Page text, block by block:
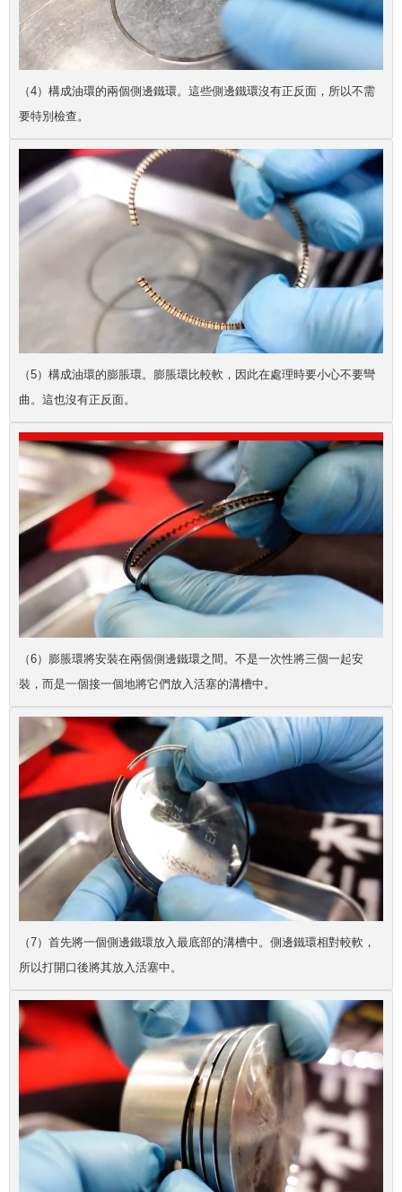
（4）構成油環的兩個側邊鐵環。這些側邊鐵環沒有正反面，所以不需
要特別檢查。
（5）構成油環的膨脹環。膨脹環比較軟，因此在處理時要小心不要彎
曲。這也沒有正反面。
（6）膨脹環將安裝在兩個側邊鐵環之間。不是一次性將三個一起安
裝，而是一個接一個地將它們放入活塞的溝槽中。
（7）首先將一個側邊鐵環放入最底部的溝槽中。側邊鐵環相對較軟，
所以打開口後將其放入活塞中。